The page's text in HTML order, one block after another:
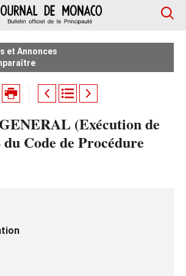
et Annonces
(Exécution de
Code de Procédure